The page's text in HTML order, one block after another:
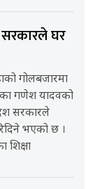
घर
गोलबजारमा
गणेश यादवको
सरकारले
भएको छ ।
शिक्षा